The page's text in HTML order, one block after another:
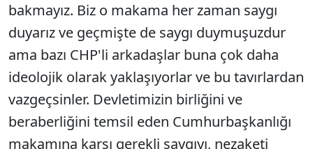
bakmayız. Biz o makama her zaman saygı
duyarız ve geçmişte de saygı duymuşuzdur
ama bazı CHP'li arkadaşlar buna çok daha
ideolojik olarak yaklaşıyorlar ve bu tavırlardan
vazgeçsinler. Devletimizin birliğini ve
beraberliğini temsil eden Cumhurbaşkanlığı
makamına karşı gerekli saygıyı, nezaketi